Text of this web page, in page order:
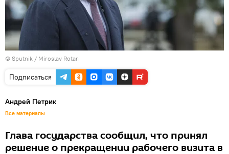
© Sputnik / Miroslav Rotari
Подписаться
Андрей Петрик
Все материалы
Глава государства сообщил, что принял
решение о прекращении рабочего визита в